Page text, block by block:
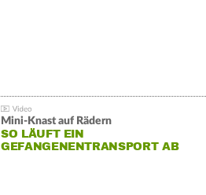
Mini-Knast auf Rädern
SO LÄUFT EIN
GEFANGENENTRANSPORT AB